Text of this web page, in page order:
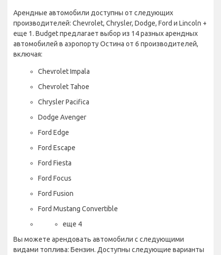
Арендные автомобили доступны от следующих
производителей: Chevrolet, Chrysler, Dodge, Ford и Lincoln +
еще 1. Budget предлагает выбор из 14 разных арендных
автомобилей в аэропорту Остина от 6 производителей,
включая:
Chevrolet Impala
Chevrolet Tahoe
Chrysler Pacifica
Dodge Avenger
Ford Edge
Ford Escape
Ford Fiesta
Ford Focus
Ford Fusion
Ford Mustang Convertible
еще 4
Вы можете арендовать автомобили с следующими
видами топлива: Бензин. Доступны следующие варианты